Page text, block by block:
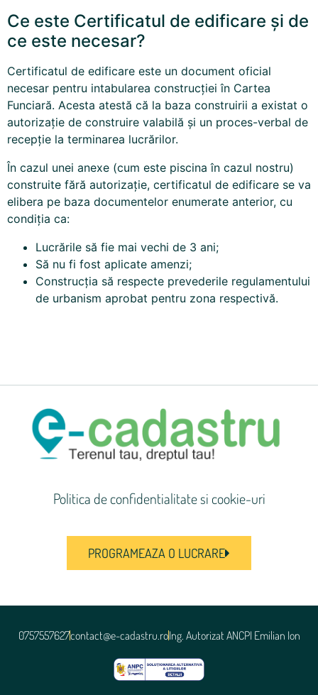
Ce este Certificatul de edificare și de
ce este necesar?
Certificatul de edificare este un document oficial
necesar pentru intabularea construcției în Cartea
Funciară. Acesta atestă că la baza construirii a existat o
autorizație de construire valabilă și un proces-verbal de
recepție la terminarea lucrărilor.
În cazul unei anexe (cum este piscina în cazul nostru)
construite fără autorizație, certificatul de edificare se va
elibera pe baza documentelor enumerate anterior, cu
condiția ca:
Lucrările să fie mai vechi de 3 ani;
Să nu fi fost aplicate amenzi;
Construcția să respecte prevederile regulamentului
de urbanism aprobat pentru zona respectivă.
Politica de confidentialitate si cookie-uri
PROGRAMEAZA O LUCRARE
0757557627contact@e-cadastru.roIng. Autorizat ANCPI Emilian Ion